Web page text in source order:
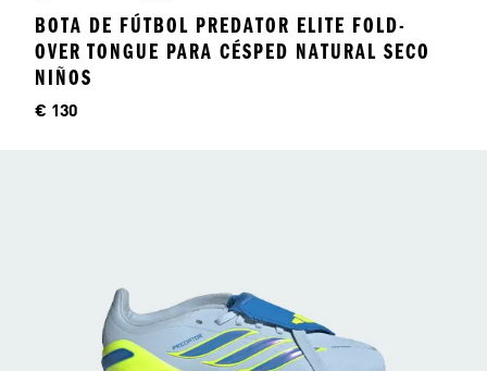
BOTA DE FÚTBOL PREDATOR ELITE FOLD-
OVER TONGUE PARA CÉSPED NATURAL SECO
NIÑOS
Precio
€ 130